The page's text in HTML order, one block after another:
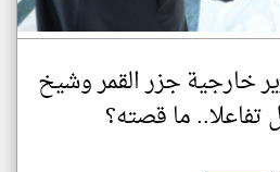
خارجية جزر القمر وشيخ
تفاعلا.. ما قصته؟